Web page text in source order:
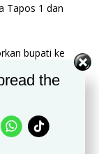
Tapos 1 dan
bupati ke
(imas)
the